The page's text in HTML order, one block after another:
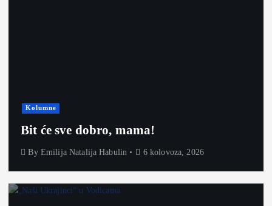
Kolumne
Bit će sve dobro, mama!
By Emilija Natalija Habulin 6 kolovoza, 2026